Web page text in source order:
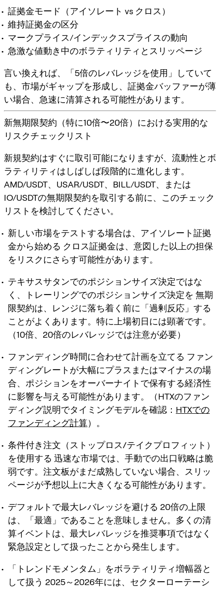
証拠金モード（アイソレート vs クロス）
維持証拠金の区分
マークプライス/インデックスプライスの動向
急激な値動き中のボラティリティとスリッページ
言い換えれば、「5倍のレバレッジを使用」していて
も、市場がギャップを形成し、証拠金バッファーが薄
い場合、急速に清算される可能性があります。
新無期限契約（特に10倍〜20倍）における実用的な
リスクチェックリスト
新規契約はすぐに取引可能になりますが、流動性とボ
ラティリティはしばしば段階的に進化します。
AMD/USDT、USAR/USDT、BILL/USDT、または
IO/USDTの無期限契約を取引する前に、このチェック
リストを検討してください。
新しい市場をテストする場合は、 アイソレート証拠
金から始める クロス証拠金は、意図した以上の担保
をリスクにさらす可能性があります。
テキサスサタンでのポジションサイズ決定ではな
く、トレーリングでのポジションサイズ決定を 無期
限契約は、レンジに落ち着く前に「過剰反応」する
ことがよくあります。特に上場初日には顕著です。
（10倍、20倍のレバレッジでは注意が必要）
ファンディング時間に合わせて計画を立てる ファン
ディングレートが大幅にプラスまたはマイナスの場
合、ポジションをオーバーナイトで保有する経済性
に影響を与える可能性があります。（HTXのファン
ディング説明でタイミングモデルを確認： HTXでの
ファンディング計算）。
条件付き注文（ストップロス/テイクプロフィット）
を使用する 迅速な市場では、手動での出口戦略は脆
弱です。注文板がまだ成熟していない場合、スリッ
ページが予想以上に大きくなる可能性があります。
デフォルトで最大レバレッジを避ける 20倍の上限
は、「最適」であることを意味しません。多くの清
算イベントは、最大レバレッジを推奨事項ではなく
緊急設定として扱ったことから発生します。
「トレンドモメンタム」をボラティリティ増幅器と
して扱う 2025～2026年には、セクターローテーシ